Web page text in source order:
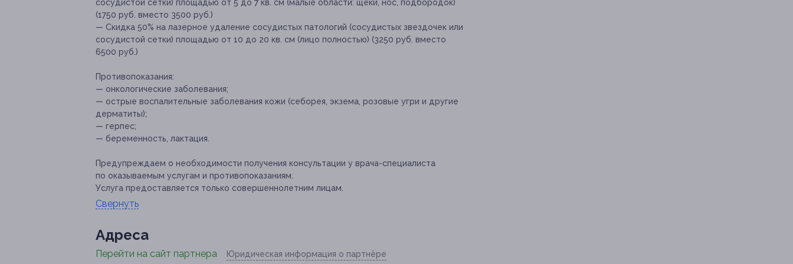
сосудистой сетки) площадью от 5 до 7 кв. см (малые области: щеки, нос, подбородок)
(1750 руб. вместо 3500 руб.)
— Скидка 50% на лазерное удаление сосудистых патологий (сосудистых звездочек или
сосудистой сетки) площадью от 10 до 20 кв. см (лицо полностью) (3250 руб. вместо
6500 руб.)
Противопоказания:
— онкологические заболевания;
— острые воспалительные заболевания кожи (себорея, экзема, розовые угри и другие
дерматиты);
— герпес;
— беременность, лактация.
Предупреждаем о необходимости получения консультации у врача-специалиста
по оказываемым услугам и противопоказаниям.
Услуга предоставляется только совершеннолетним лицам.
Свернуть
Адресa
Перейти на сайт партнера Юридическая информация о партнёре